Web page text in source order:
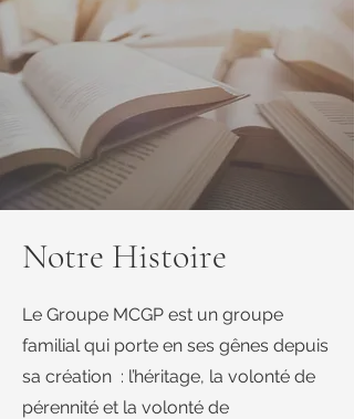
Notre Histoire
Le Groupe MCGP est un groupe
familial qui porte en ses gênes depuis
sa création : l’héritage, la volonté de
pérennité et la volonté de